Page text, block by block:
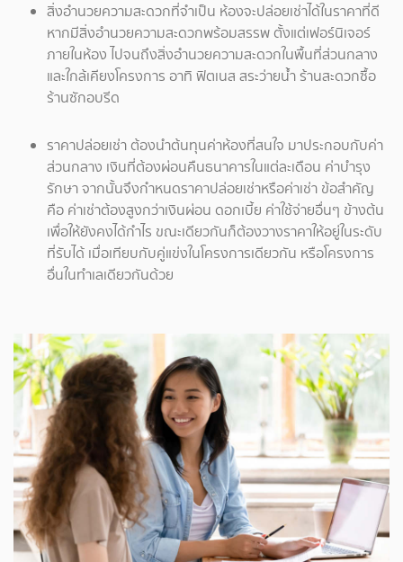
สิ่งอำนวยความสะดวกที่จำเป็น ห้องจะปล่อยเช่าได้ในราคาที่ดี
หากมีสิ่งอำนวยความสะดวกพร้อมสรรพ ตั้งแต่เฟอร์นิเจอร์
ภายในห้อง ไปจนถึงสิ่งอำนวยความสะดวกในพื้นที่ส่วนกลาง
และใกล้เคียงโครงการ อาทิ ฟิตเนส สระว่ายน้ำ ร้านสะดวกซื้อ
ร้านซักอบรีด
ราคาปล่อยเช่า ต้องนำต้นทุนค่าห้องที่สนใจ มาประกอบกับค่า
ส่วนกลาง เงินที่ต้องผ่อนคืนธนาคารในแต่ละเดือน ค่าบำรุง
รักษา จากนั้นจึงกำหนดราคาปล่อยเช่าหรือค่าเช่า ข้อสำคัญ
คือ ค่าเช่าต้องสูงกว่าเงินผ่อน ดอกเบี้ย ค่าใช้จ่ายอื่นๆ ข้างต้น
เพื่อให้ยังคงได้กำไร ขณะเดียวกันก็ต้องวางราคาให้อยู่ในระดับ
ที่รับได้ เมื่อเทียบกับคู่แข่งในโครงการเดียวกัน หรือโครงการ
อื่นในทำเลเดียวกันด้วย